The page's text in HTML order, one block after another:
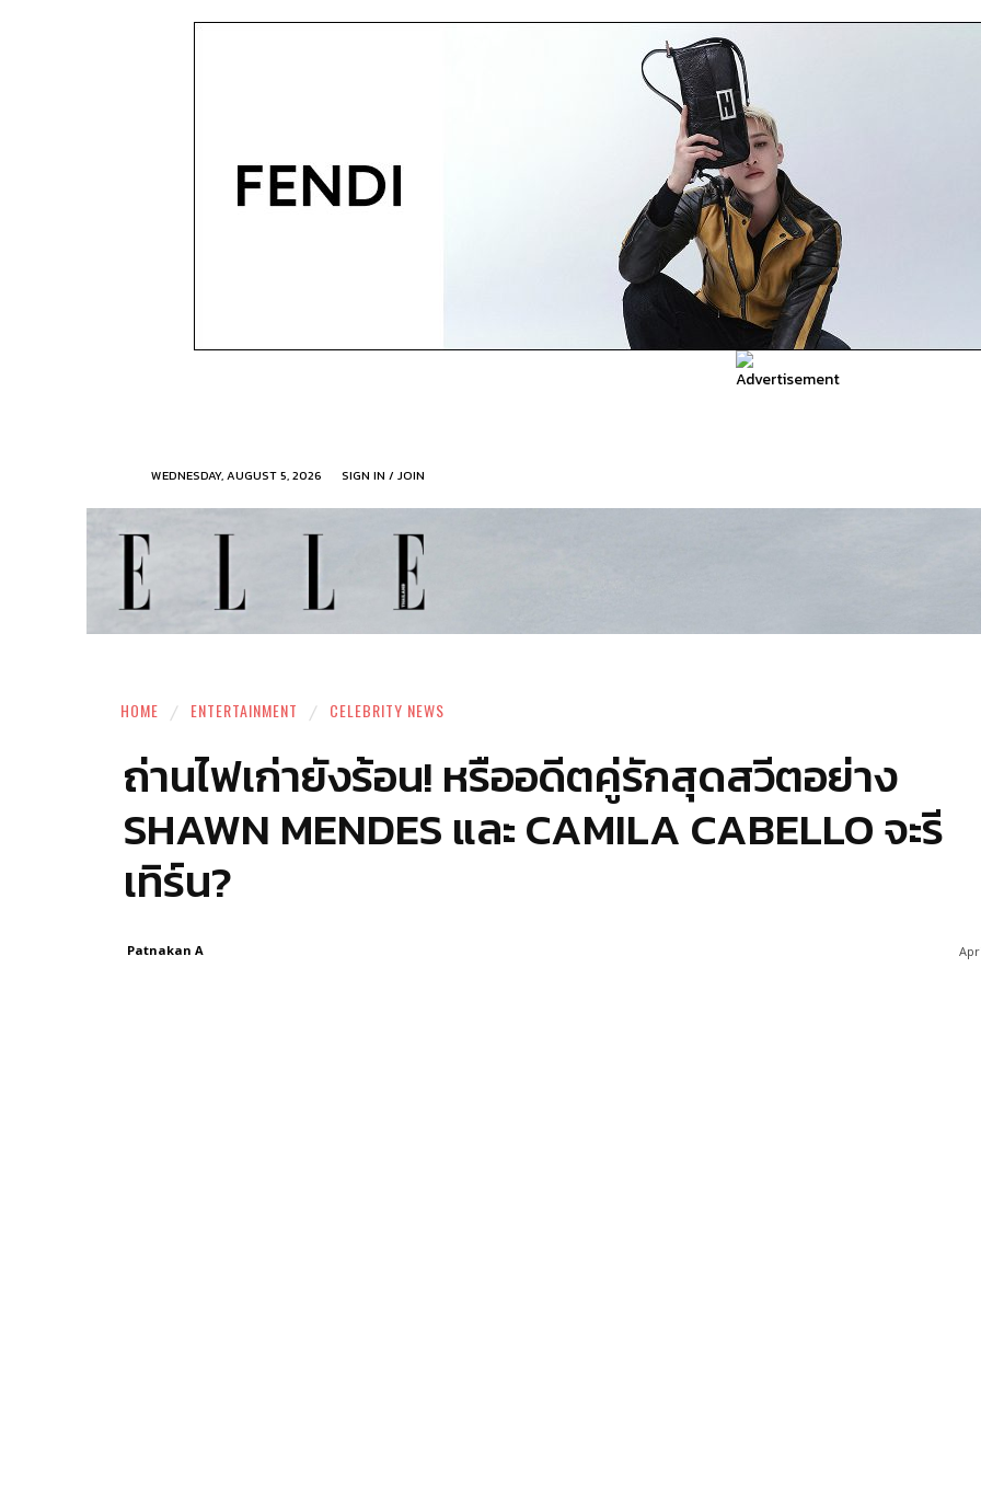
WEDNESDAY, AUGUST 5, 2026 SIGN IN / JOIN
HOME ENTERTAINMENT CELEBRITY NEWS
ถ่านไฟเก่ายังร้อน! หรืออดีตคู่รักสุดสวีตอย่าง
SHAWN MENDES และ CAMILA CABELLO จะรี
เทิร์น?
Patnakan A